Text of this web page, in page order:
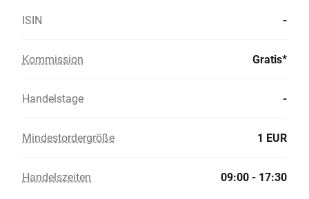
ISIN -
Kommission Gratis*
Handelstage -
Mindestordergröße 1 EUR
Handelszeiten 09:00 - 17:30